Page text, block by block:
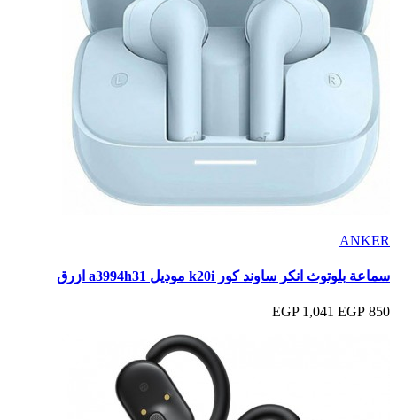
ANKER
سماعة بلوتوث انكر ساوند كور k20i موديل a3994h31 ازرق
850 EGP
1,041 EGP